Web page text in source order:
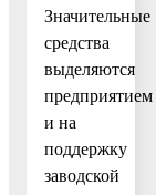
Значительные
средства
выделяются
предприятием
и на
поддержку
заводской